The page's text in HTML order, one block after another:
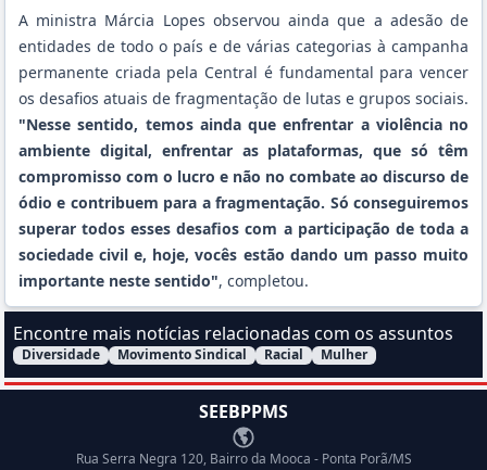
A ministra Márcia Lopes observou ainda que a adesão de
entidades de todo o país e de várias categorias à campanha
permanente criada pela Central é fundamental para vencer
os desafios atuais de fragmentação de lutas e grupos sociais.
"Nesse sentido, temos ainda que enfrentar a violência no
ambiente digital, enfrentar as plataformas, que só têm
compromisso com o lucro e não no combate ao discurso de
ódio e contribuem para a fragmentação. Só conseguiremos
superar todos esses desafios com a participação de toda a
sociedade civil e, hoje, vocês estão dando um passo muito
importante neste sentido", completou.
Encontre mais notícias relacionadas com os assuntos
Filtrar Notícias pelo assunto:
Diversidade Movimento Sindical Racial Mulher
SEEBPPMS
Endereço
Rua Serra Negra 120, Bairro da Mooca - Ponta Porã/MS